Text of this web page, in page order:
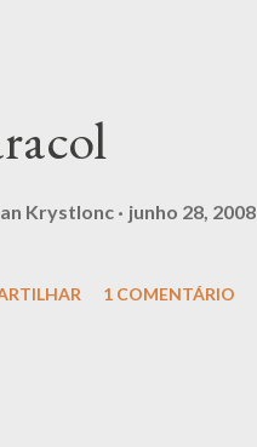
Krystlonc junho 28, 2008
1 COMENTÁRIO